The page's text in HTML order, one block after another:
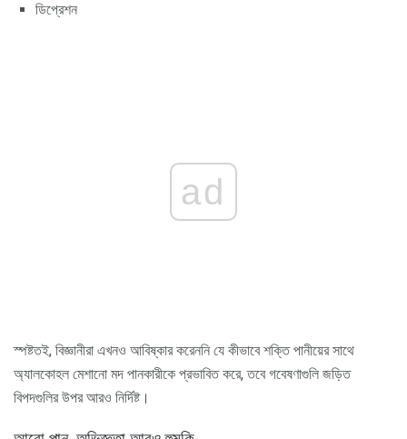
ডিপ্রেশন
ad
স্পষ্টতই, বিজ্ঞানীরা এখনও আবিষ্কার করেননি যে কীভাবে শক্তি পানীয়ের সাথে
অ্যালকোহল মেশানো মদ পানকারীকে প্রভাবিত করে, তবে গবেষণাগুলি জড়িত
বিপদগুলির উপর আরও নির্দিষ্ট।